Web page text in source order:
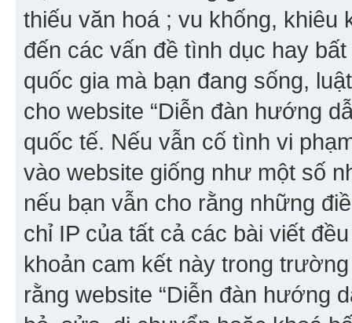
thiếu văn hoá ; vu khống,
đến các vấn đề tình dục hay
quốc gia mà bạn đang sống,
cho website “Diễn đàn hướng
quốc tế. Nếu vẫn cố tình vi
vào website giống như một số
nếu bạn vẫn cho rằng những
chỉ IP của tất cả các bài viết
khoản cam kết này trong
rằng website “Diễn đàn hướng